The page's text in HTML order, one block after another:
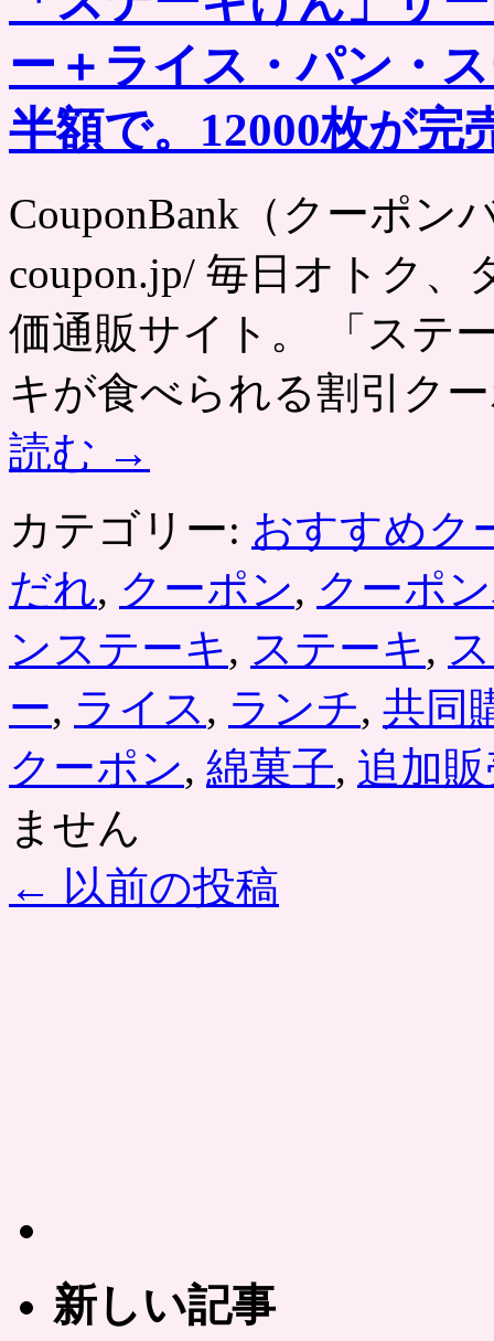
ー
ポ
ン
は
ー＋ライス・パン・
半額で。12000枚が完
CouponBank（クーポン
coupon.jp/ 毎日オトク
価通販サイト。 「ステ
キが食べられる割引ク
読む →
カテゴリー: おすすめク
だれ, クーポン, クーポ
ンステーキ, ステーキ,
ー, ライス, ランチ, 共同
クーポン, 綿菓子, 追加
ません
← 以前の投稿
新しい記事